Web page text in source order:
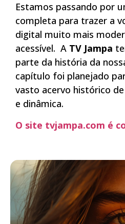
Estamos passando por
completa para trazer a
digital muito mais
acessível. A TV Jampa
parte da história da
capítulo foi planejado
vasto acervo histórico
e dinâmica.
O site tvjampa.com é